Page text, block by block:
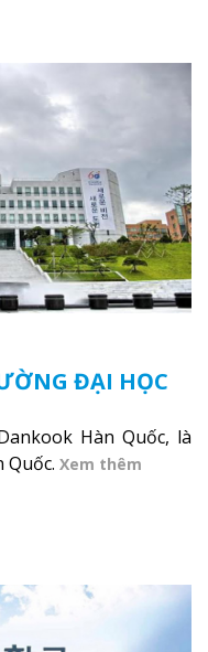
ĐẠI HỌC
Hàn Quốc, là
Xem thêm